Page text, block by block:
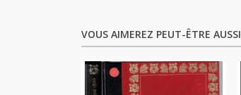
VOUS AIMEREZ PEUT-ÊTRE AUSSI